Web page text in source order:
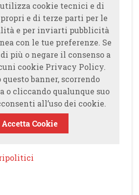
utilizza cookie tecnici e di
e di terze parti per le
e per inviarti pubblicità
con le tue preferenze. Se
più o negare il consenso a
cookie Privacy Policy.
questo banner, scorrendo
o cliccando qualunque suo
all’uso dei cookie.
Accetta Cookie